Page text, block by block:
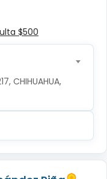
$500
CHIHUAHUA,